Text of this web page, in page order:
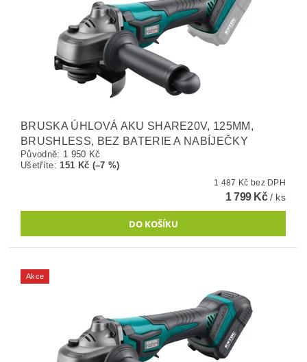
BRUSKA ÚHLOVÁ AKU SHARE20V, 125MM,
BRUSHLESS, BEZ BATERIE A NABÍJEČKY
Původně: 1 950 Kč
Ušetříte: 151 Kč (–7 %)
1 487 Kč bez DPH
1 799 Kč/ ks
Akce